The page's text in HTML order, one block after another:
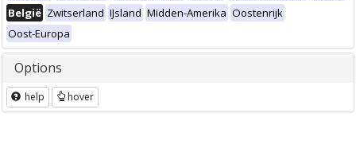
België Zwitserland IJsland Midden-Amerika Oostenrijk
Oost-Europa
Options
help hover